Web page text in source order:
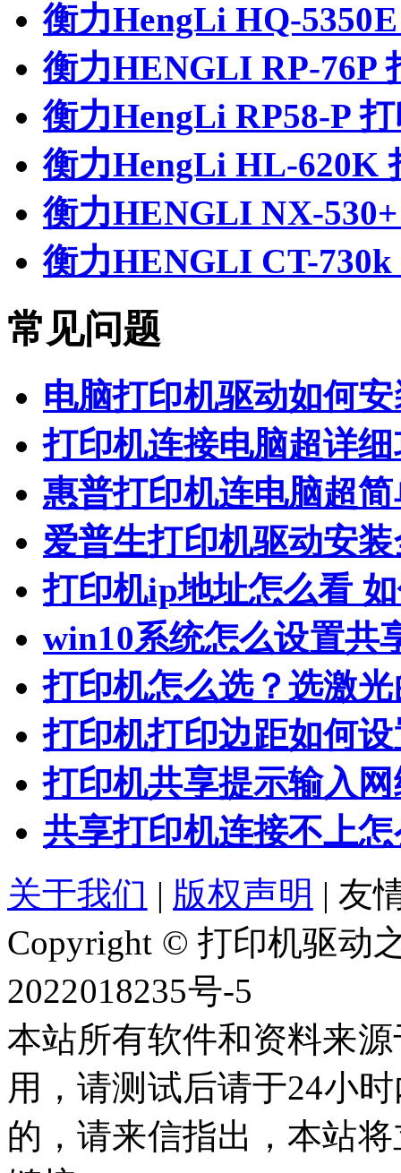
衡力HengLi HQ-
衡力HENGLI RP-76P
衡力HengLi RP58-P
衡力HengLi HL-620K
衡力HENGLI NX-
衡力HENGLI CT-
常见问题
电脑打印机驱动如何
打印机连接电脑超详
惠普打印机连电脑超
爱普生打印机驱动安
打印机ip地址怎么看
win10系统怎么设置共
打印机怎么选？选激
打印机打印边距如何
打印机共享提示输入
共享打印机连接不上
关于我们 | 版权声明 |友
Copyright © 打印机驱动
2022018235号-5
本站所有软件和资料来
用，请测试后请于24小
的，请来信指出，本站